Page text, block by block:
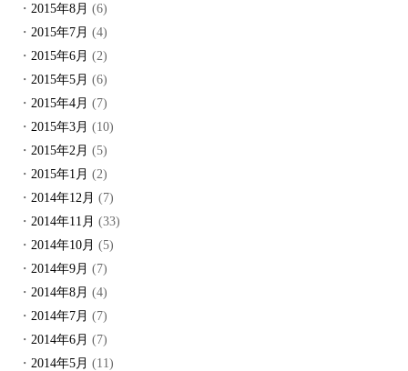
2015年8月 (6)
2015年7月 (4)
2015年6月 (2)
2015年5月 (6)
2015年4月 (7)
2015年3月 (10)
2015年2月 (5)
2015年1月 (2)
2014年12月 (7)
2014年11月 (33)
2014年10月 (5)
2014年9月 (7)
2014年8月 (4)
2014年7月 (7)
2014年6月 (7)
2014年5月 (11)